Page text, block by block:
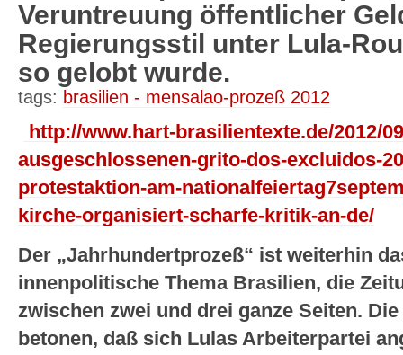
Veruntreuung öffentlicher
Regierungsstil unter Lula-
so gelobt wurde.
tags: brasilien - mensalao-prozeß 2012
http://www.hart-brasilientexte.de/2012/
ausgeschlossenen-grito-dos-excluidos-
protestaktion-am-
kirche-organisiert-scharfe-kritik-an-de/
Der „Jahrhundertprozeß“ ist weiterhin
innenpolitische Thema Brasilien, die
zwischen zwei und drei ganze Seiten.
betonen, daß sich Lulas Arbeiterpartei